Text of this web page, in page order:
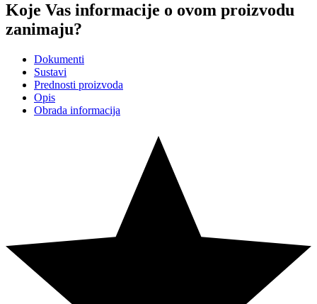
Koje Vas informacije o ovom proizvodu
zanimaju?
Dokumenti
Sustavi
Prednosti proizvoda
Opis
Obrada informacija